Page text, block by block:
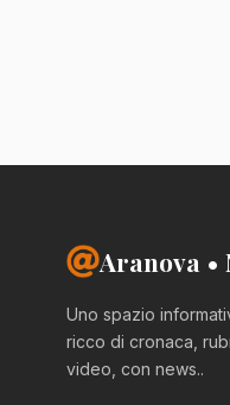
Aranova •
Uno spazio
ricco di cronaca,
video, con news..